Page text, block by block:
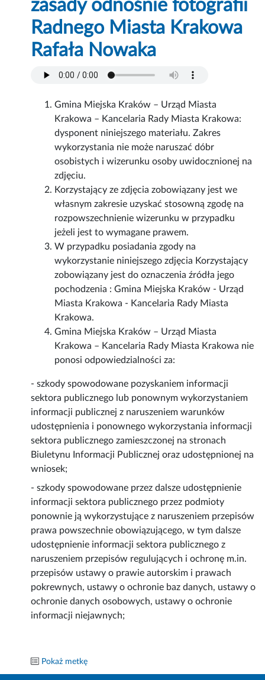
zasady odnośnie fotografii
Radnego Miasta Krakowa
Rafała Nowaka
Gmina Miejska Kraków – Urząd Miasta
Krakowa – Kancelaria Rady Miasta Krakowa:
dysponent niniejszego materiału. Zakres
wykorzystania nie może naruszać dóbr
osobistych i wizerunku osoby uwidocznionej na
zdjęciu.
Korzystający ze zdjęcia zobowiązany jest we
własnym zakresie uzyskać stosowną zgodę na
rozpowszechnienie wizerunku w przypadku
jeżeli jest to wymagane prawem.
W przypadku posiadania zgody na
wykorzystanie niniejszego zdjęcia Korzystający
zobowiązany jest do oznaczenia źródła jego
pochodzenia : Gmina Miejska Kraków - Urząd
Miasta Krakowa - Kancelaria Rady Miasta
Krakowa.
Gmina Miejska Kraków – Urząd Miasta
Krakowa – Kancelaria Rady Miasta Krakowa nie
ponosi odpowiedzialności za:
- szkody spowodowane pozyskaniem informacji
sektora publicznego lub ponownym wykorzystaniem
informacji publicznej z naruszeniem warunków
udostępnienia i ponownego wykorzystania informacji
sektora publicznego zamieszczonej na stronach
Biuletynu Informacji Publicznej oraz udostępnionej na
wniosek;
- szkody spowodowane przez dalsze udostępnienie
informacji sektora publicznego przez podmioty
ponownie ją wykorzystujące z naruszeniem przepisów
prawa powszechnie obowiązującego, w tym dalsze
udostępnienie informacji sektora publicznego z
naruszeniem przepisów regulujących i ochronę m.in.
przepisów ustawy o prawie autorskim i prawach
pokrewnych, ustawy o ochronie baz danych, ustawy o
ochronie danych osobowych, ustawy o ochronie
informacji niejawnych;
Pokaż metkę